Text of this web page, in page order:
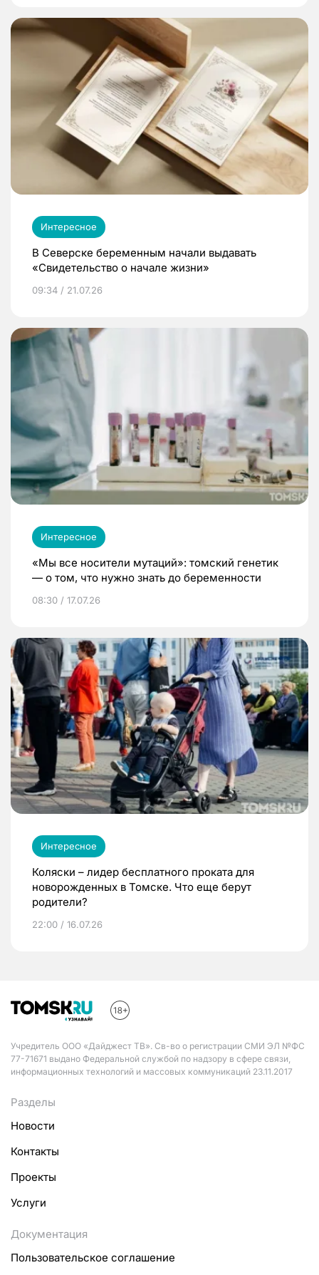
Интересное
В Северске беременным начали выдавать
«Свидетельство о начале жизни»
09:34 / 21.07.26
Интересное
«Мы все носители мутаций»: томский генетик
— о том, что нужно знать до беременности
08:30 / 17.07.26
Интересное
Коляски – лидер бесплатного проката для
новорожденных в Томске. Что еще берут
родители?
22:00 / 16.07.26
Учредитель ООО «Дайджест ТВ». Св-во о регистрации СМИ ЭЛ №ФС
77-71671 выдано Федеральной службой по надзору в сфере связи,
информационных технологий и массовых коммуникаций 23.11.2017
Разделы
Новости
Контакты
Проекты
Услуги
Документация
Пользовательское соглашение